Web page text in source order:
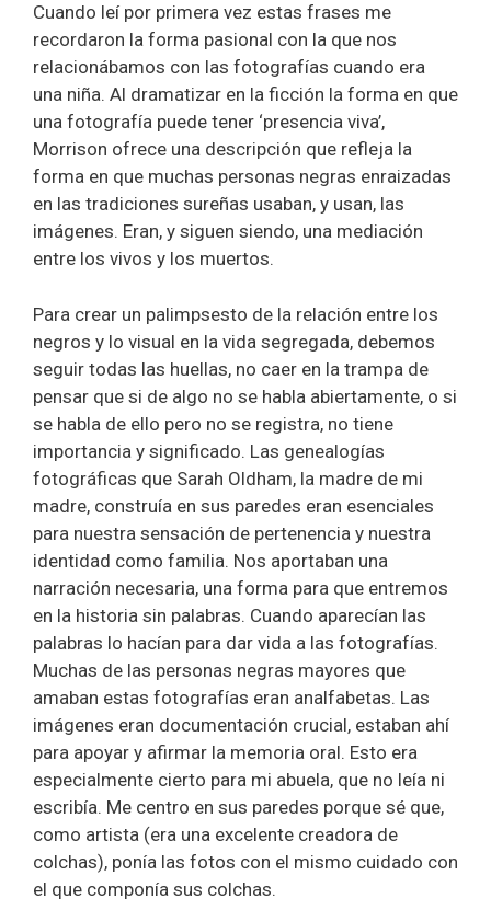
Cuando leí por primera vez estas frases me
recordaron la forma pasional con la que nos
relacionábamos con las fotografías cuando era
una niña. Al dramatizar en la ficción la forma en que
una fotografía puede tener ‘presencia viva’,
Morrison ofrece una descripción que refleja la
forma en que muchas personas negras enraizadas
en las tradiciones sureñas usaban, y usan, las
imágenes. Eran, y siguen siendo, una mediación
entre los vivos y los muertos.
Para crear un palimpsesto de la relación entre los
negros y lo visual en la vida segregada, debemos
seguir todas las huellas, no caer en la trampa de
pensar que si de algo no se habla abiertamente, o si
se habla de ello pero no se registra, no tiene
importancia y significado. Las genealogías
fotográficas que Sarah Oldham, la madre de mi
madre, construía en sus paredes eran esenciales
para nuestra sensación de pertenencia y nuestra
identidad como familia. Nos aportaban una
narración necesaria, una forma para que entremos
en la historia sin palabras. Cuando aparecían las
palabras lo hacían para dar vida a las fotografías.
Muchas de las personas negras mayores que
amaban estas fotografías eran analfabetas. Las
imágenes eran documentación crucial, estaban ahí
para apoyar y afirmar la memoria oral. Esto era
especialmente cierto para mi abuela, que no leía ni
escribía. Me centro en sus paredes porque sé que,
como artista (era una excelente creadora de
colchas), ponía las fotos con el mismo cuidado con
el que componía sus colchas.